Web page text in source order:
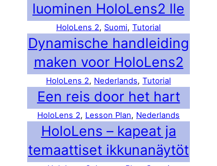
luominen HoloLens2 lle
HoloLens 2, Suomi, Tutorial
Dynamische handleiding
maken voor HoloLens2
HoloLens 2, Nederlands, Tutorial
Een reis door het hart
HoloLens 2, Lesson Plan, Nederlands
HoloLens – kapeat ja
temaattiset ikkunanäytöt